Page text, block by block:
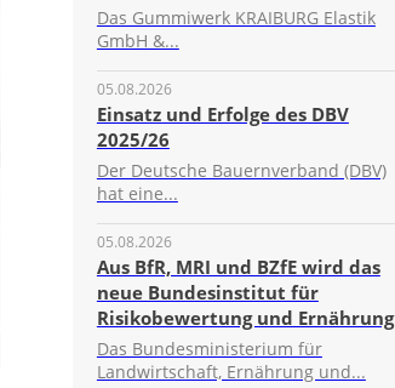
Das Gummiwerk KRAIBURG Elastik
GmbH &...
05.08.2026
Einsatz und Erfolge des DBV
2025/26
Der Deutsche Bauernverband (DBV)
hat eine...
05.08.2026
Aus BfR, MRI und BZfE wird das
neue Bundesinstitut für
Risikobewertung und Ernährung
Das Bundesministerium für
Landwirtschaft, Ernährung und...